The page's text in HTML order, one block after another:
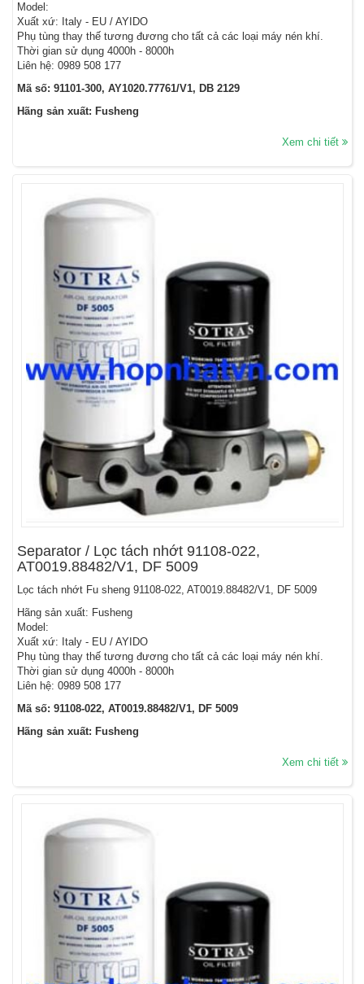
Model:
Xuất xứ: Italy - EU / AYIDO
Phụ tùng thay thế tương đương cho tất cả các loại máy nén khí.
Thời gian sử dụng 4000h - 8000h
Liên hệ: 0989 508 177
Mã số: 91101-300, AY1020.77761/V1, DB 2129
Hãng sản xuất: Fusheng
Xem chi tiết
Separator / Lọc tách nhớt 91108-022,
AT0019.88482/V1, DF 5009
Lọc tách nhớt Fu sheng 91108-022, AT0019.88482/V1, DF 5009
Hãng sản xuất: Fusheng
Model:
Xuất xứ: Italy - EU / AYIDO
Phụ tùng thay thế tương đương cho tất cả các loại máy nén khí.
Thời gian sử dụng 4000h - 8000h
Liên hệ: 0989 508 177
Mã số: 91108-022, AT0019.88482/V1, DF 5009
Hãng sản xuất: Fusheng
Xem chi tiết